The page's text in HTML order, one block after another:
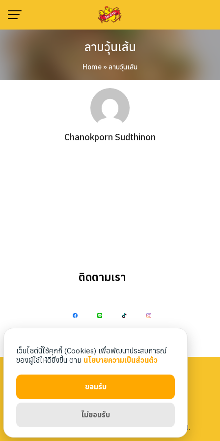
content
ลาบวุ้นเส้น
Home » ลาบวุ้นเส้น
Chanokporn Sudthinon
ติดตามเรา
Privacy Policy |Terms & Conditions
Copyright 2023 Nittaya Kaiyang. All rights reserved.
เว็บไซต์นี้ใช้คุกกี้ (Cookies) เพื่อพัฒนาประสบการณ์
ของผู้ใช้ให้ดียิ่งขึ้น ตาม นโยบายความเป็นส่วนตัว
ยอมรับ
ไม่ยอมรับ